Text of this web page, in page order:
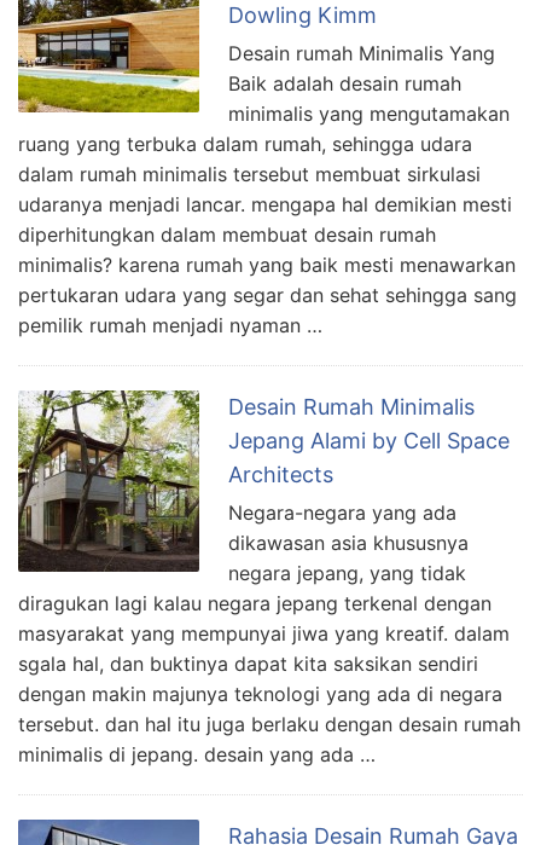
Dowling Kimm
Desain rumah Minimalis Yang
Baik adalah desain rumah
minimalis yang mengutamakan
ruang yang terbuka dalam rumah, sehingga udara
dalam rumah minimalis tersebut membuat sirkulasi
udaranya menjadi lancar. mengapa hal demikian mesti
diperhitungkan dalam membuat desain rumah
minimalis? karena rumah yang baik mesti menawarkan
pertukaran udara yang segar dan sehat sehingga sang
pemilik rumah menjadi nyaman …
Desain Rumah Minimalis
Jepang Alami by Cell Space
Architects
Negara-negara yang ada
dikawasan asia khususnya
negara jepang, yang tidak
diragukan lagi kalau negara jepang terkenal dengan
masyarakat yang mempunyai jiwa yang kreatif. dalam
sgala hal, dan buktinya dapat kita saksikan sendiri
dengan makin majunya teknologi yang ada di negara
tersebut. dan hal itu juga berlaku dengan desain rumah
minimalis di jepang. desain yang ada …
Rahasia Desain Rumah Gaya